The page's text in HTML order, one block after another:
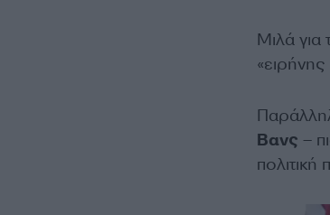
Μιλά για
Βανς –